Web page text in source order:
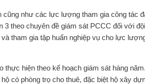
như các lực lượng tham gia công tác
theo chuyên đề giám sát PCCC đối với
tham gia tập huấn nghiệp vụ cho lực
hiện theo kế hoạch giám sát hàng
có phòng trọ cho thuê, đặc biệt hộ xây